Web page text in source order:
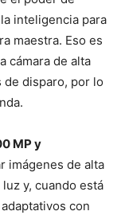
inteligencia para
maestra. Eso es
cámara de alta
de disparo, por lo
MP y
imágenes de alta
y, cuando está
con